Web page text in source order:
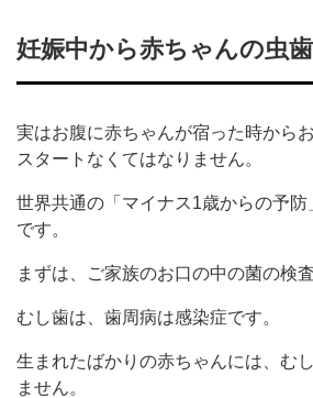
妊娠中から赤ちゃんの虫
実はお腹に赤ちゃんが宿った時から
スタートなくてはなりません。
世界共通の「マイナス1歳からの予防
です。
まずは、ご家族のお口の中の菌の検
むし歯は、歯周病は感染症です。
生まれたばかりの赤ちゃんには、む
ません。